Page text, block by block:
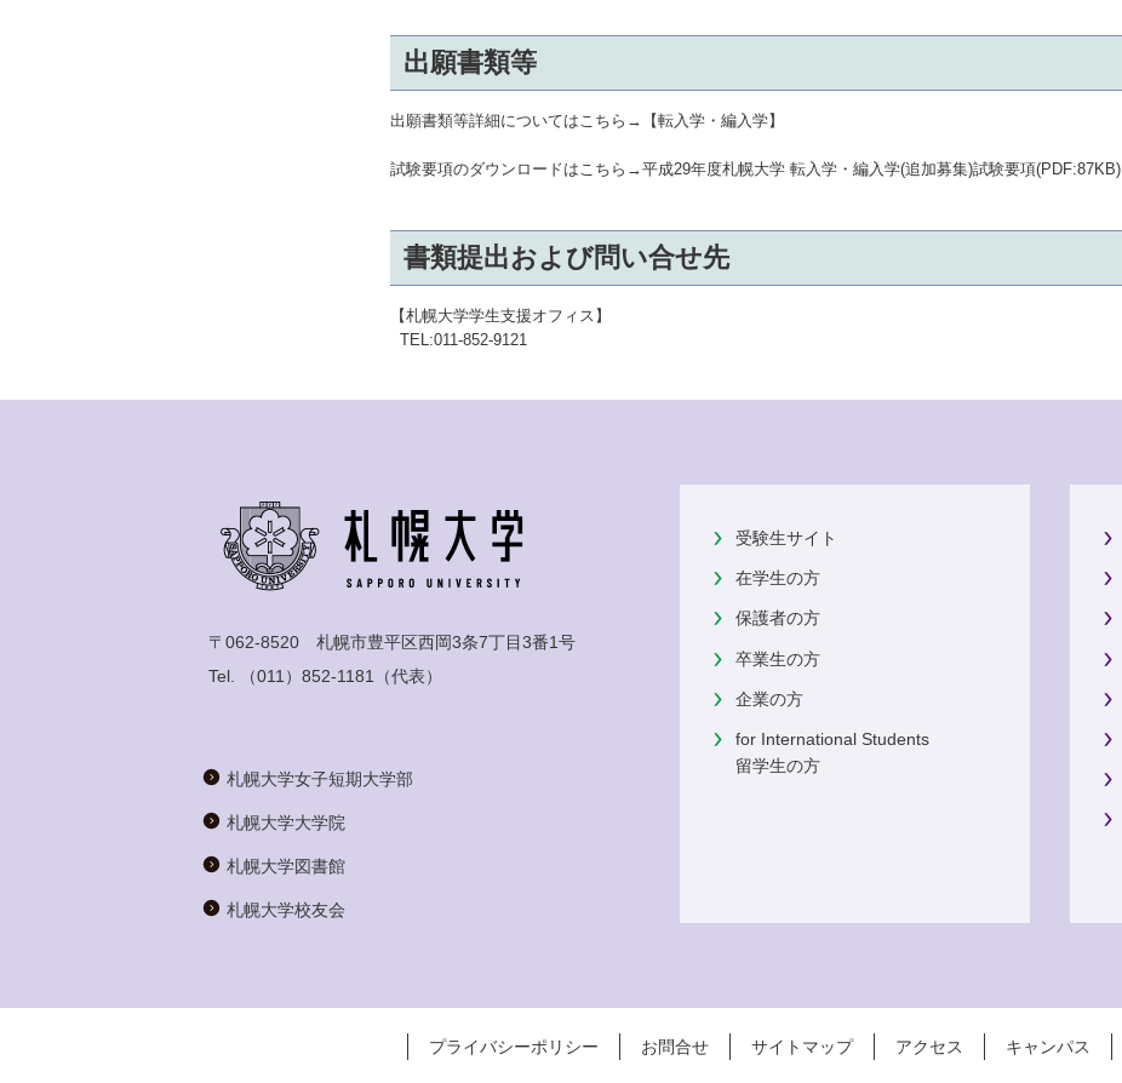
出願書類等
出願書類等詳細についてはこちら→ 【転入学・編入学】
試験要項のダウンロードはこちら→平成29年度札幌大学 転入学・編入学(追加募集)試験要項(PDF:87KB)
書類提出および問い合せ先
【札幌大学学生支援オフィス】
TEL:011-852-9121
〒062-8520 札幌市豊平区西岡3条7丁目3番1号
Tel.
（011）852-1181 （代表）
札幌大学女子短期大学部
札幌大学大学院
札幌大学図書館
札幌大学校友会
受験生サイト
在学生の方
保護者の方
卒業生の方
企業の方
for International Students
留学生の方
プライバシーポリシー お問合せ サイトマップ アクセス キャンパス